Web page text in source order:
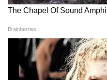
গান্ধীপ্রবেশ করেন এবং
ফোন নিয়ে বাড়াবাড়ি
RECOMMENDED STORIES